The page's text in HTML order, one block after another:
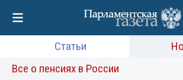
Статьи
Все о пенсиях в России